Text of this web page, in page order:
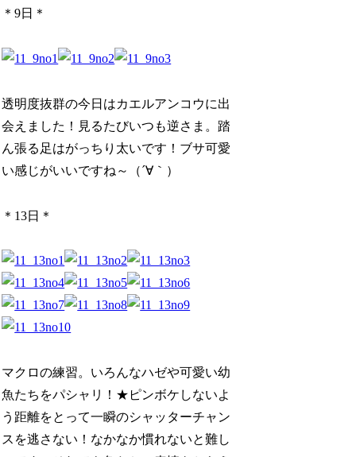
＊9日＊
透明度抜群の今日はカエルアンコウに出
会えました！見るたびいつも逆さま。踏
ん張る足はがっちり太いです！ブサ可愛
い感じがいいですね～（´∀｀）
＊13日＊
マクロの練習。いろんなハゼや可愛い幼
魚たちをパシャリ！★ピンボケしないよ
う距離をとって一瞬のシャッターチャン
スを逃さない！なかなか慣れないと難し